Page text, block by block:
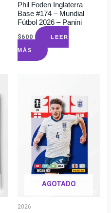
Phil Foden Inglaterra
Base #174 – Mundial
Fútbol 2026 – Panini
$600 LEER
MÁS
AGOTADO
2026